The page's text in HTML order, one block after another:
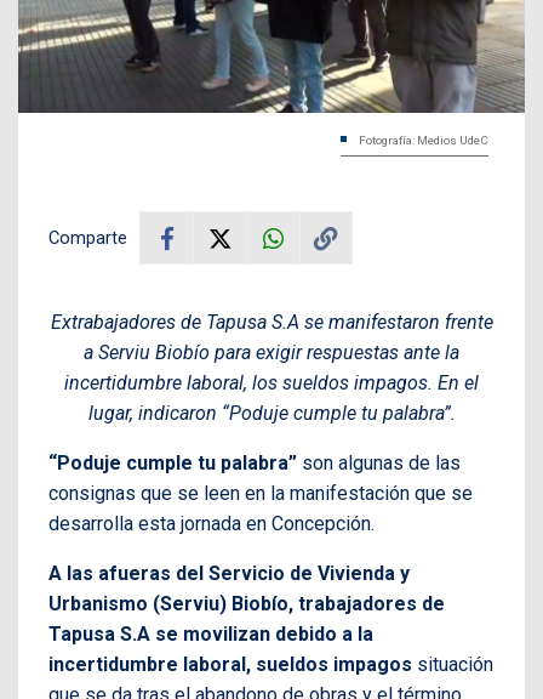
Fotografía: Medios UdeC
Comparte
Extrabajadores de Tapusa S.A se manifestaron frente
a Serviu Biobío para exigir respuestas ante la
incertidumbre laboral, los sueldos impagos. En el
lugar, indicaron “Poduje cumple tu palabra”.
“Poduje cumple tu palabra” son algunas de las
consignas que se leen en la manifestación que se
desarrolla esta jornada en Concepción.
A las afueras del Servicio de Vivienda y
Urbanismo (Serviu) Biobío, trabajadores de
Tapusa S.A se movilizan debido a la
incertidumbre laboral, sueldos impagos situación